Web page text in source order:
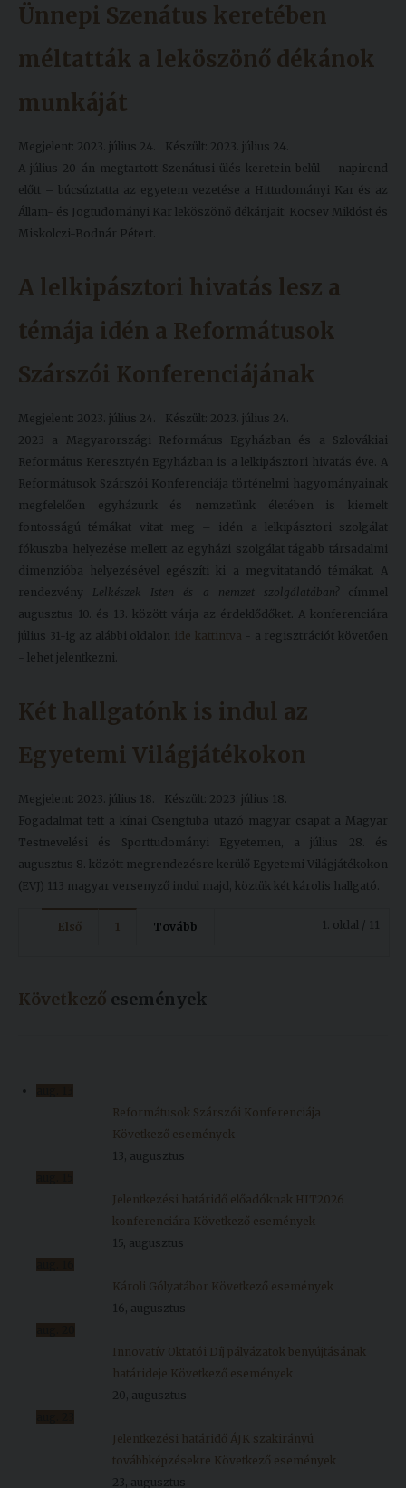
Ünnepi Szenátus keretében
méltatták a leköszönő dékánok
munkáját
Megjelent: 2023. július 24.
Készült: 2023. július 24.
A július 20-án megtartott Szenátusi ülés keretein belül – napirend
előtt – búcsúztatta az egyetem vezetése a Hittudományi Kar és az
Állam- és Jogtudományi Kar leköszönő dékánjait: Kocsev Miklóst és
Miskolczi-Bodnár Pétert.
A lelkipásztori hivatás lesz a
témája idén a Reformátusok
Szárszói Konferenciájának
Megjelent: 2023. július 24.
Készült: 2023. július 24.
2023 a Magyarországi Református Egyházban és a Szlovákiai
Református Keresztyén Egyházban is a lelkipásztori hivatás éve. A
Reformátusok Szárszói Konferenciája történelmi hagyományainak
megfelelően egyházunk és nemzetünk életében is kiemelt
fontosságú témákat vitat meg – idén a lelkipásztori szolgálat
fókuszba helyezése mellett az egyházi szolgálat tágabb társadalmi
dimenzióba helyezésével egészíti ki a megvitatandó témákat. A
rendezvény Lelkészek Isten és a nemzet szolgálatában?
címmel
augusztus 10. és 13. között várja az érdeklődőket. A konferenciára
július 31-ig az alábbi oldalon ide kattintva - a regisztrációt követően
- lehet jelentkezni.
Két hallgatónk is indul az
Egyetemi Világjátékokon
Megjelent: 2023. július 18.
Készült: 2023. július 18.
Fogadalmat tett a kínai Csengtuba utazó magyar csapat a Magyar
Testnevelési és Sporttudományi Egyetemen, a július 28. és
augusztus 8. között megrendezésre kerülő Egyetemi Világjátékokon
(EVJ) 113 magyar versenyző indul majd, köztük két károlis hallgató.
1. oldal / 11
Első 1 Tovább
Következő események
Reformátusok Szárszói Konferenciája
Következő események
13, augusztus
Jelentkezési határidő előadóknak HIT2026
konferenciára Következő események
15, augusztus
Károli Gólyatábor Következő események
16, augusztus
Innovatív Oktatói Díj pályázatok benyújtásának
határideje Következő események
20, augusztus
Jelentkezési határidő ÁJK szakirányú
továbbképzésekre Következő események
23, augusztus